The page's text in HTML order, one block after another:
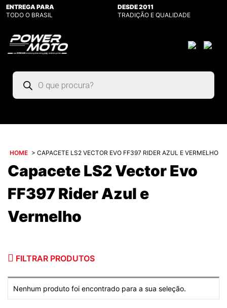
ENTREGA PARA
TODO O BRASIL
DESDE 2011
TRADIÇÃO E QUALIDADE
Pesquisar
produtos
HOME > CAPACETE LS2 VECTOR EVO FF397 RIDER AZUL E VERMELHO
Capacete LS2 Vector Evo
FF397 Rider Azul e
Vermelho
FILTRAR PRODUTOS
Nenhum produto foi encontrado para a sua seleção.